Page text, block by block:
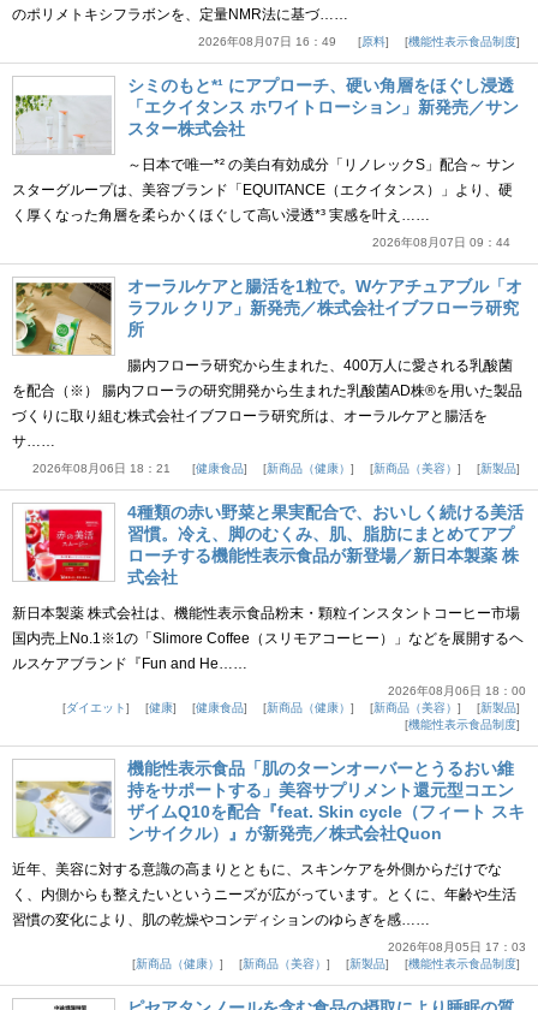
のポリメトキシフラボンを、定量NMR法に基づ……
2026年08月07日 16：49 原料 機能性表示食品制度
シミのもと*¹ にアプローチ、硬い角層をほぐし浸透
「エクイタンス ホワイトローション」新発売／サン
スター株式会社
～日本で唯一*² の美白有効成分「リノレックS」配合～ サン
スターグループは、美容ブランド「EQUITANCE（エクイタンス）」より、硬
く厚くなった角層を柔らかくほぐして高い浸透*³ 実感を叶え……
2026年08月07日 09：44
オーラルケアと腸活を1粒で。Wケアチュアブル「オ
ラフル クリア」新発売／株式会社イブフローラ研究
所
腸内フローラ研究から生まれた、400万人に愛される乳酸菌
を配合（※） 腸内フローラの研究開発から生まれた乳酸菌AD株®を用いた製品
づくりに取り組む株式会社イブフローラ研究所は、オーラルケアと腸活を
サ……
2026年08月06日 18：21 健康食品 新商品（健康） 新商品（美容） 新製品
4種類の赤い野菜と果実配合で、おいしく続ける美活
習慣。冷え、脚のむくみ、肌、脂肪にまとめてアプ
ローチする機能性表示食品が新登場／新日本製薬 株
式会社
新日本製薬 株式会社は、機能性表示食品粉末・顆粒インスタントコーヒー市場
国内売上No.1※1の「Slimore Coffee（スリモアコーヒー）」などを展開するヘ
ルスケアブランド『Fun and He……
2026年08月06日 18：00
ダイエット
健康 健康食品 新商品（健康） 新商品（美容）
新製品
機能性表示食品制度
機能性表示食品「肌のターンオーバーとうるおい維
持をサポートする」美容サプリメント還元型コエン
ザイムQ10を配合『feat. Skin cycle（フィート スキ
ンサイクル）』が新発売／株式会社Quon
近年、美容に対する意識の高まりとともに、スキンケアを外側からだけでな
く、内側からも整えたいというニーズが広がっています。とくに、年齢や生活
習慣の変化により、肌の乾燥やコンディションのゆらぎを感……
2026年08月05日 17：03
新商品（健康）
新商品（美容） 新製品 機能性表示食品制度